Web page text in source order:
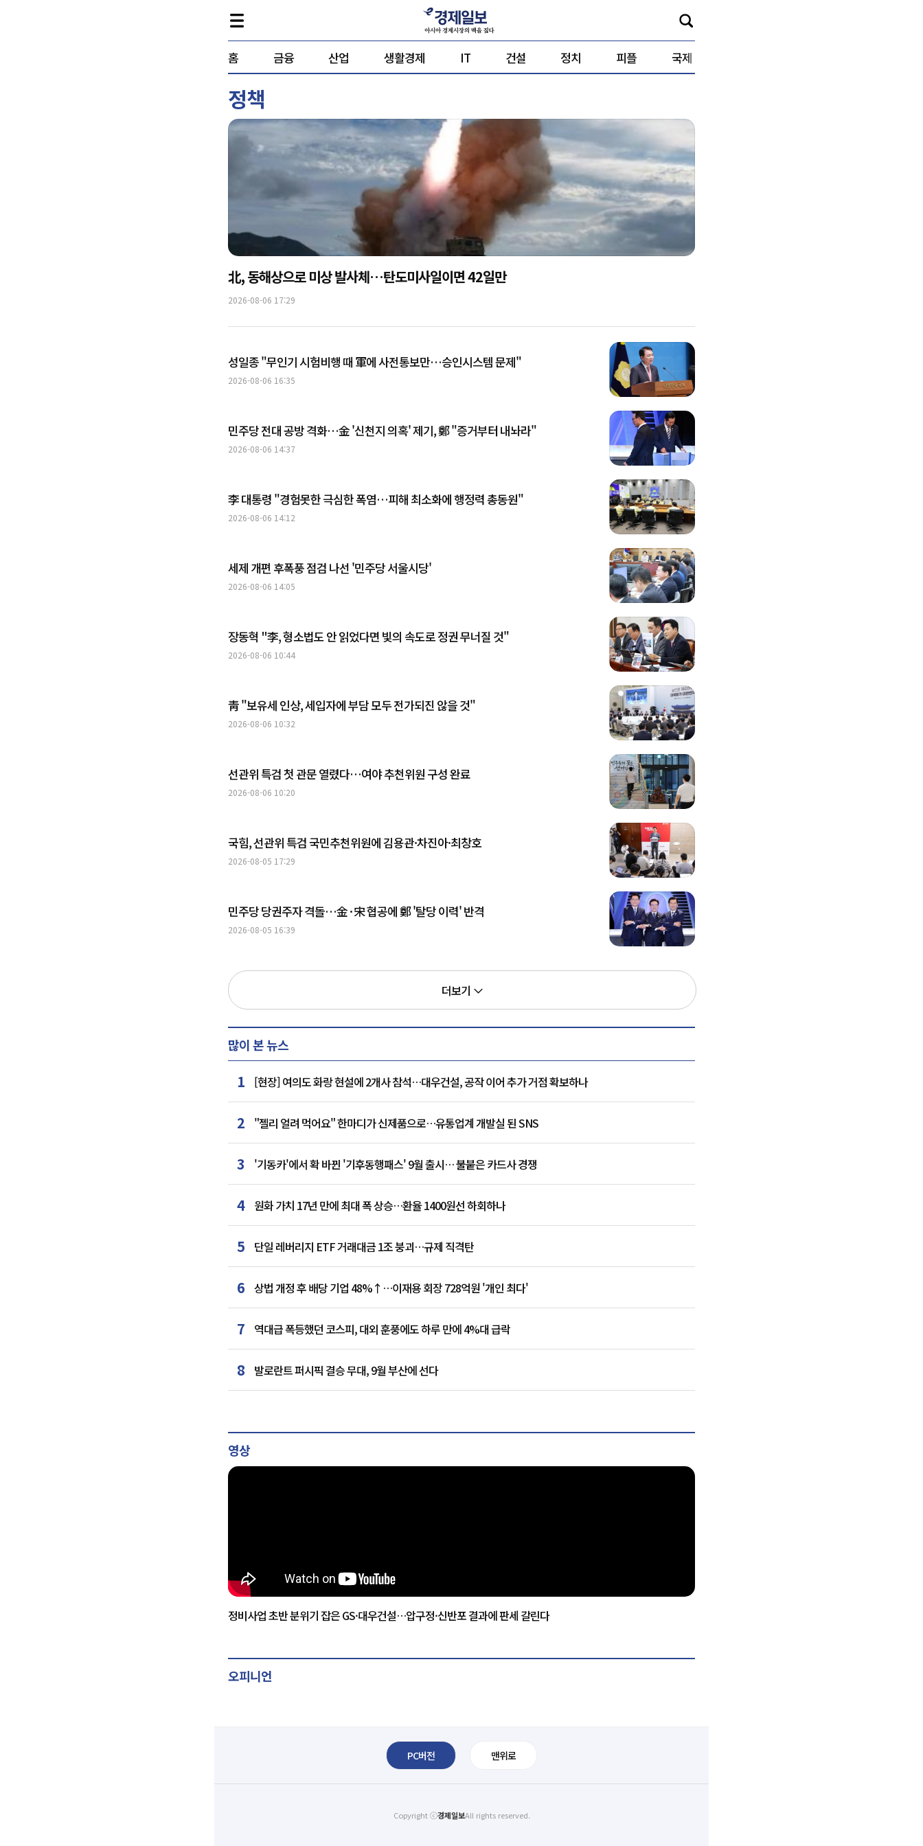
홈 금융 산업 생활경제 IT 건설 정치 피플 국제
정책
北, 동해상으로 미상 발사체…탄도미사일이면 42일만
2026-08-06 17:29
성일종 "무인기 시험비행 때 軍에 사전통보만…승인시스템 문제"
2026-08-06 16:35
민주당 전대 공방 격화…金 '신천지 의혹' 제기, 鄭 "증거부터 내놔라"
2026-08-06 14:37
李 대통령 "경험못한 극심한 폭염…피해 최소화에 행정력 총동원"
2026-08-06 14:12
세제 개편 후폭풍 점검 나선 '민주당 서울시당'
2026-08-06 14:05
장동혁 "李, 형소법도 안 읽었다면 빛의 속도로 정권 무너질 것"
2026-08-06 10:44
靑 "보유세 인상, 세입자에 부담 모두 전가되진 않을 것"
2026-08-06 10:32
선관위 특검 첫 관문 열렸다…여야 추천위원 구성 완료
2026-08-06 10:20
국힘, 선관위 특검 국민추천위원에 김용관·차진아·최창호
2026-08-05 17:29
민주당 당권주자 격돌…金·宋 협공에 鄭 '탈당 이력' 반격
2026-08-05 16:39
더보기
많이 본 뉴스
1 [현장] 여의도 화랑 현설에 2개사 참석…대우건설, 공작 이어 추가 거점 확보하나
2 "젤리 얼려 먹어요" 한마디가 신제품으로…유통업계 개발실 된 SNS
3 '기동카'에서 확 바뀐 '기후동행패스' 9월 출시… 불붙은 카드사 경쟁
4 원화 가치 17년 만에 최대 폭 상승…환율 1400원선 하회하나
5 단일 레버리지 ETF 거래대금 1조 붕괴…규제 직격탄
6 상법 개정 후 배당 기업 48%↑…이재용 회장 728억원 '개인 최다'
7 역대급 폭등했던 코스피, 대외 훈풍에도 하루 만에 4%대 급락
8 발로란트 퍼시픽 결승 무대, 9월 부산에 선다
영상
정비사업 초반 분위기 잡은 GS·대우건설…압구정·신반포 결과에 판세 갈린다
오피니언
PC버전 맨위로
Copyright ⓒ경제일보All rights reserved.